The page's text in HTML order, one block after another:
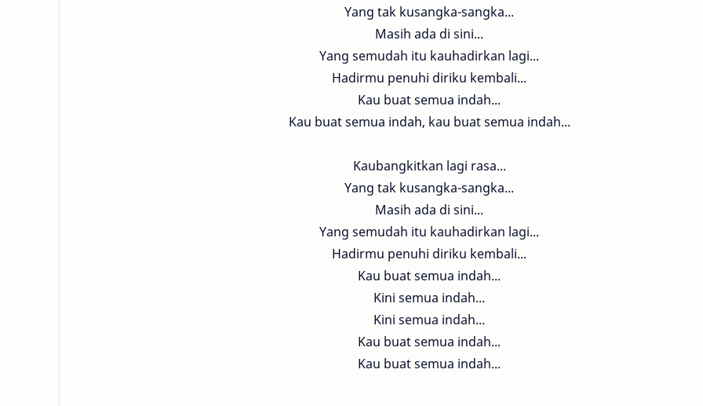
Yang tak kusangka-sangka...
Masih ada di sini...
Yang semudah itu kauhadirkan lagi...
Hadirmu penuhi diriku kembali...
Kau buat semua indah...
Kau buat semua indah, kau buat semua indah...
Kaubangkitkan lagi rasa...
Yang tak kusangka-sangka...
Masih ada di sini...
Yang semudah itu kauhadirkan lagi...
Hadirmu penuhi diriku kembali...
Kau buat semua indah...
Kini semua indah...
Kini semua indah...
Kau buat semua indah...
Kau buat semua indah...